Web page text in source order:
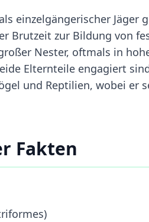
einzelgängerischer Jäger
Brutzeit zur Bildung von
Nester, oftmals in
Elternteile engagiert
und Reptilien, wobei er
Fakten